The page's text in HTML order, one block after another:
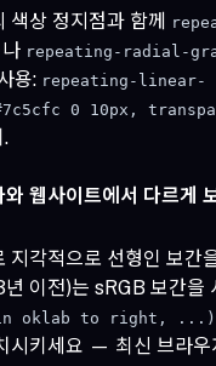
상 정지점과 함께
나 repeating-radial-
용: repeating-linear-
0 10px,
웹사이트에서 다르게
지각적으로 선형인 보간
이전)는 sRGB 보간을
oklab to right, ...)
시키세요 — 최신 브라우